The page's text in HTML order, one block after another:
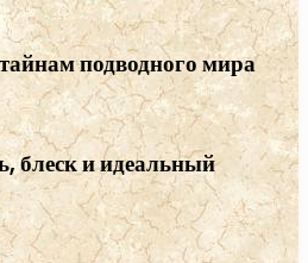
подводного мира
блеск и идеальный